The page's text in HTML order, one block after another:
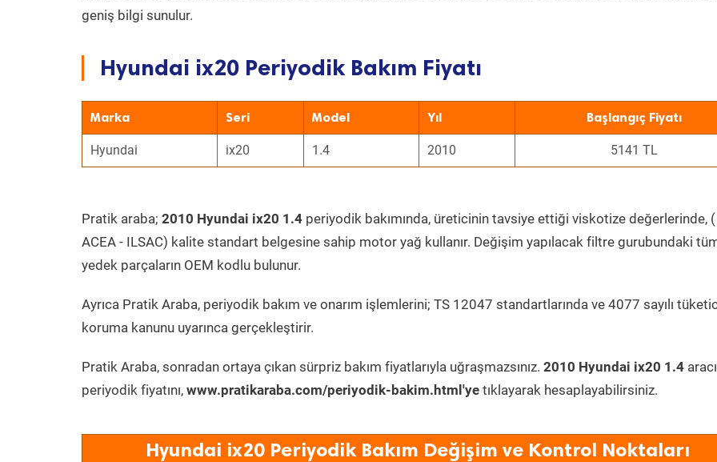
geniş bilgi sunulur.
Hyundai ix20 Periyodik Bakım Fiyatı
Marka Seri Model Yıl Başlangıç Fiyatı
Hyundai ix20 1.4 2010 5141 TL
Pratik araba; 2010 Hyundai ix20 1.4 periyodik bakımında, üreticinin tavsiye ettiği viskotize değerlerinde,
ACEA - ILSAC) kalite standart belgesine sahip motor yağ kullanır. Değişim yapılacak filtre gurubundaki
yedek parçaların OEM kodlu bulunur.
Ayrıca Pratik Araba, periyodik bakım ve onarım işlemlerini; TS 12047 standartlarında ve 4077 sayılı
koruma kanunu uyarınca gerçekleştirir.
Pratik Araba, sonradan ortaya çıkan sürpriz bakım fiyatlarıyla uğraşmazsınız. 2010 Hyundai ix20 1.4
periyodik fiyatını, www.pratikaraba.com/periyodik-bakim.html'ye tıklayarak hesaplayabilirsiniz.
Hyundai ix20 Periyodik Bakım Değişim ve Kontrol Noktaları